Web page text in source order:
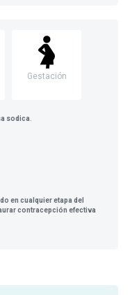
Gestación
sodica
en cualquier etapa del
contracepción efectiva